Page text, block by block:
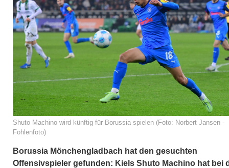
Shuto Machino wird künftig für Borussia spielen (Foto: Norbert Jansen -
Fohlenfoto)
Borussia Mönchengladbach hat den gesuchten
Offensivspieler gefunden: Kiels Shuto Machino hat bei